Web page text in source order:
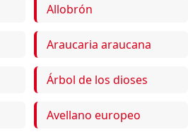
Allobrón
Araucaria araucana
Árbol de los dioses
Avellano europeo